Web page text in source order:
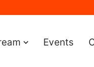
Events